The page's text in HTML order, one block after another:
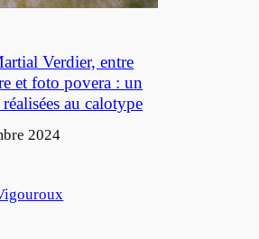
Verdier, entre
et foto povera : un
au calotype
2024